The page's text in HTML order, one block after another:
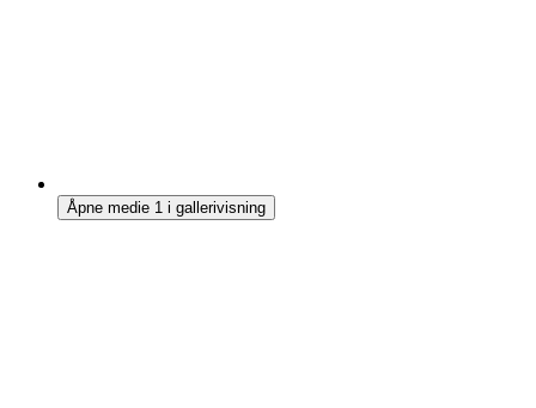
Åpne medie 1 i gallerivisning